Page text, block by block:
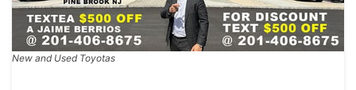
New and Used Toyotas